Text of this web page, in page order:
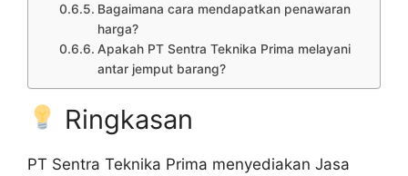
Bagaimana cara mendapatkan penawaran
harga?
Apakah PT Sentra Teknika Prima melayani
antar jemput barang?
Ringkasan
PT Sentra Teknika Prima menyediakan Jasa